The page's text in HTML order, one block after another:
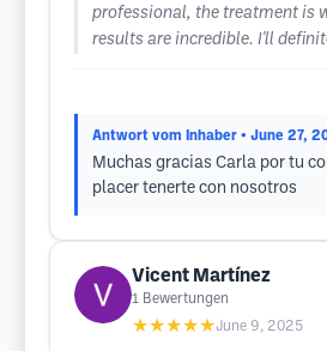
professional, the treatment is
results are incredible. I'll
Antwort vom Inhaber • June 27,
Muchas gracias Carla por tu
placer tenerte con nosotros
Vicent Martínez
1 Bewertungen
★★★★★June 9, 2025